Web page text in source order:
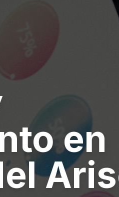
en